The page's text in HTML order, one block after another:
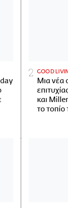
GOOD
Μια νέα
και
το τοπίο